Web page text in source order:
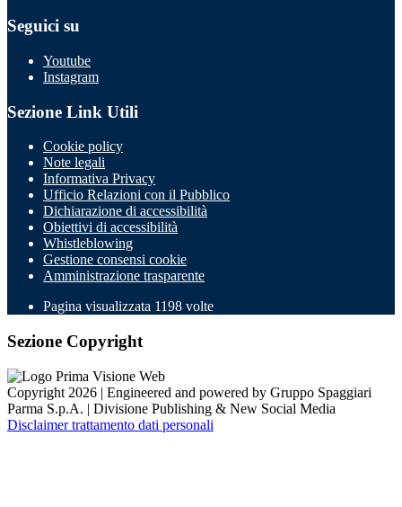
Seguici su
Youtube
Instagram
Sezione Link Utili
Cookie policy
Note legali
Informativa Privacy
Ufficio Relazioni con il Pubblico
Dichiarazione di accessibilità
Obiettivi di accessibilità
Whistleblowing
Gestione consensi cookie
Amministrazione trasparente
Pagina visualizzata 1198 volte
Sezione Copyright
Copyright 2026 | Engineered and powered by Gruppo Spaggiari
Parma S.p.A. | Divisione Publishing & New Social Media
Disclaimer trattamento dati personali